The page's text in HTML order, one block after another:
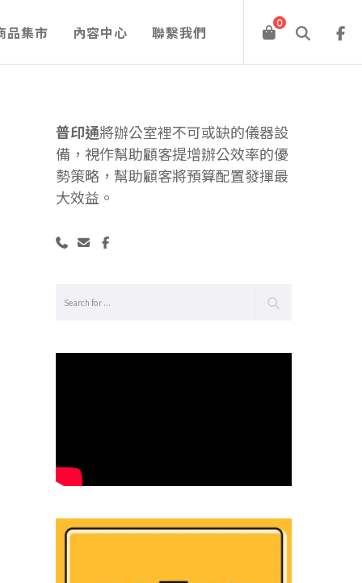
0
品集市 內容中心 聯繫我們
普印通將辦公室裡不可或缺的儀器設
備，視作幫助顧客提增辦公效率的優
勢策略，幫助顧客將預算配置發揮最
大效益。